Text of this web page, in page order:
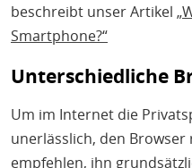
beschreibt unser Artikel
Smartphone?“
Unterschiedliche
Um im Internet die
unerlässlich, den
empfehlen, ihn